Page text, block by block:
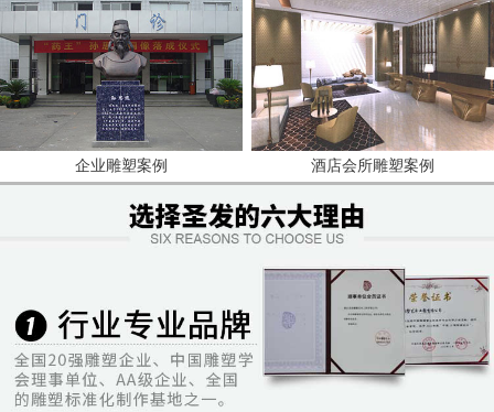
企业雕塑案例 酒店会所雕塑案例